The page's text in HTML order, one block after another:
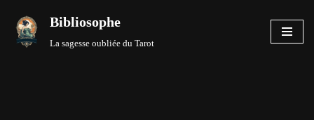
Aller
Bibliosophe
La sagesse oubliée du Tarot